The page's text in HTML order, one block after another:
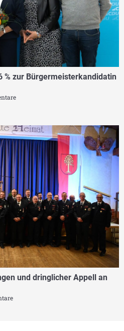
% zur Bürgermeisterkandidatin
und dringlicher Appell an